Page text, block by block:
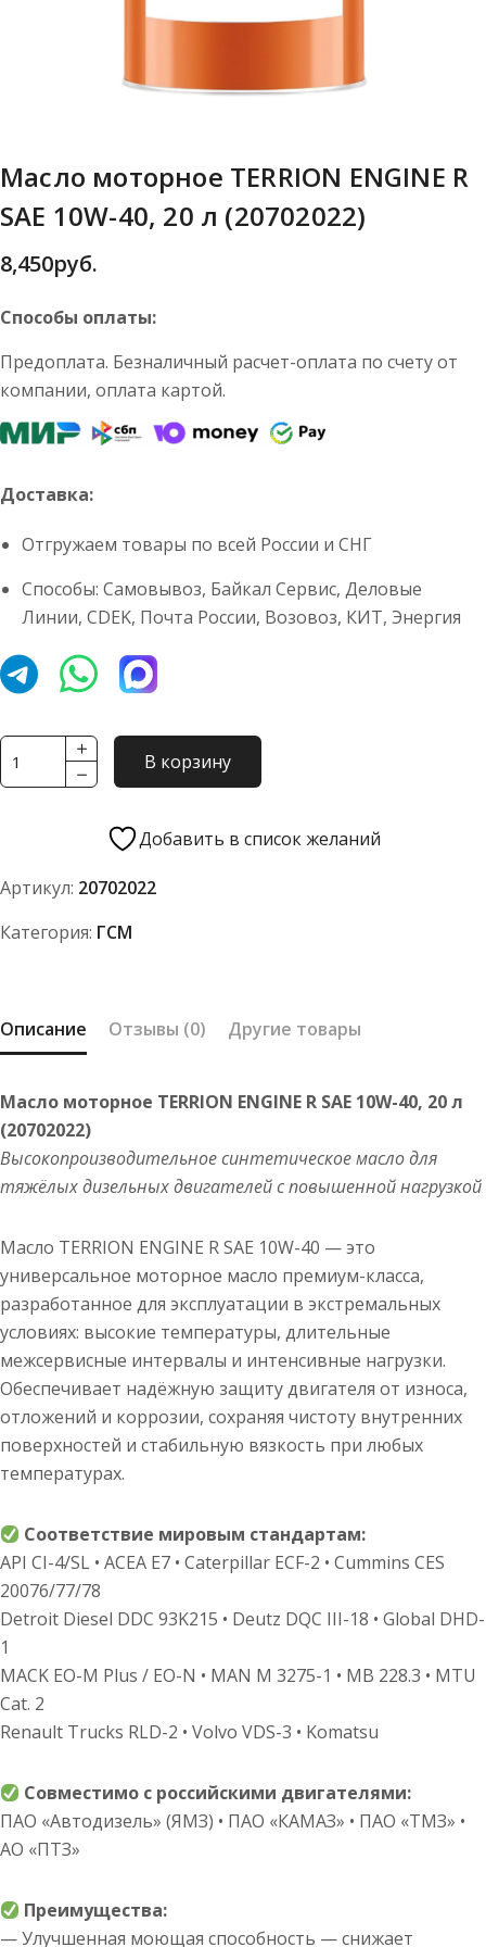
Масло моторное TERRION ENGINE R
SAE 10W-40, 20 л (20702022)
8,450руб.
Способы оплаты:
Предоплата. Безналичный расчет-оплата по счету от
компании, оплата картой.
Доставка:
Отгружаем товары по всей России и СНГ
Способы: Самовывоз, Байкал Сервис, Деловые
Линии, CDEK, Почта России, Возовоз, КИТ, Энергия
Количество
товара
ENGINE
SAE
20
л
В корзину
Добавить в список желаний
Артикул: 20702022
Категория: ГСМ
Описание Отзывы (0) Другие товары
Масло моторное TERRION ENGINE R SAE 10W-40, 20 л
(20702022)
Высокопроизводительное синтетическое масло для
тяжёлых дизельных двигателей с повышенной нагрузкой
Масло TERRION ENGINE R SAE 10W-40 — это
универсальное моторное масло премиум-класса,
разработанное для эксплуатации в экстремальных
условиях: высокие температуры, длительные
межсервисные интервалы и интенсивные нагрузки.
Обеспечивает надёжную защиту двигателя от износа,
отложений и коррозии, сохраняя чистоту внутренних
поверхностей и стабильную вязкость при любых
температурах.
Соответствие мировым стандартам:
API CI-4/SL • ACEA E7 • Caterpillar ECF-2 • Cummins CES
20076/77/78
Detroit Diesel DDC 93K215 • Deutz DQC III-18 • Global DHD-
1
MACK EO-M Plus / EO-N • MAN M 3275-1 • MB 228.3 • MTU
Cat. 2
Renault Trucks RLD-2 • Volvo VDS-3 • Komatsu
Совместимо с российскими двигателями:
ПАО «Автодизель» (ЯМЗ) • ПАО «КАМАЗ» • ПАО «ТМЗ» •
АО «ПТЗ»
Преимущества:
— Улучшенная моющая способность — снижает